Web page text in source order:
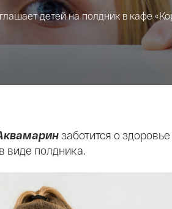
детей на полдник в кафе
заботится о
виде полдника.